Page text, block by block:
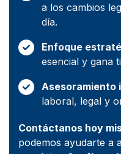
a los cambios
día.
Enfoque
esencial y gana
Asesoramiento
laboral, legal y
Contáctanos hoy
podemos ayudarte a